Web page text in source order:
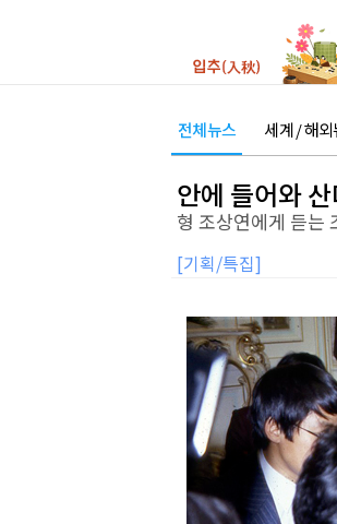
전체뉴스 세계 / 해
안에 들어와
형 조상연에게 듣
[기획/특집]